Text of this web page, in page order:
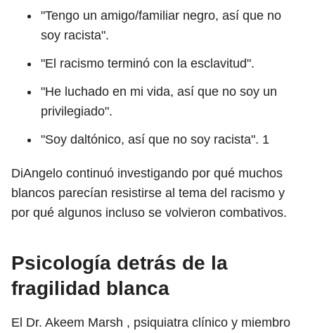
"Tengo un amigo/familiar negro, así que no
soy racista".
"El racismo terminó con la esclavitud".
"He luchado en mi vida, así que no soy un
privilegiado".
"Soy daltónico, así que no soy racista". 1
DiAngelo continuó investigando por qué muchos
blancos parecían resistirse al tema del racismo y
por qué algunos incluso se volvieron combativos.
Psicología detrás de la
fragilidad blanca
El Dr. Akeem Marsh , psiquiatra clínico y miembro